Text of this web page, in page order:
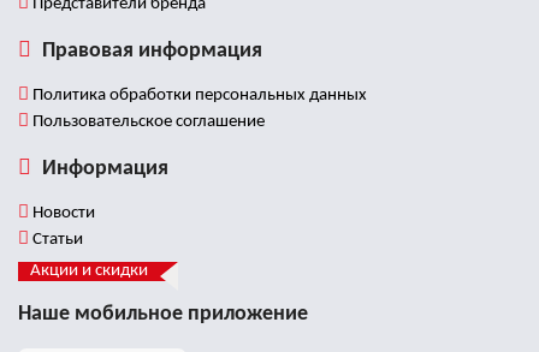
Представители бренда
Правовая информация
Политика обработки персональных данных
Пользовательское соглашение
Информация
Новости
Статьи
Акции и скидки
Наше мобильное приложение